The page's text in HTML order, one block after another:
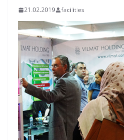
21.02.2019 facilities